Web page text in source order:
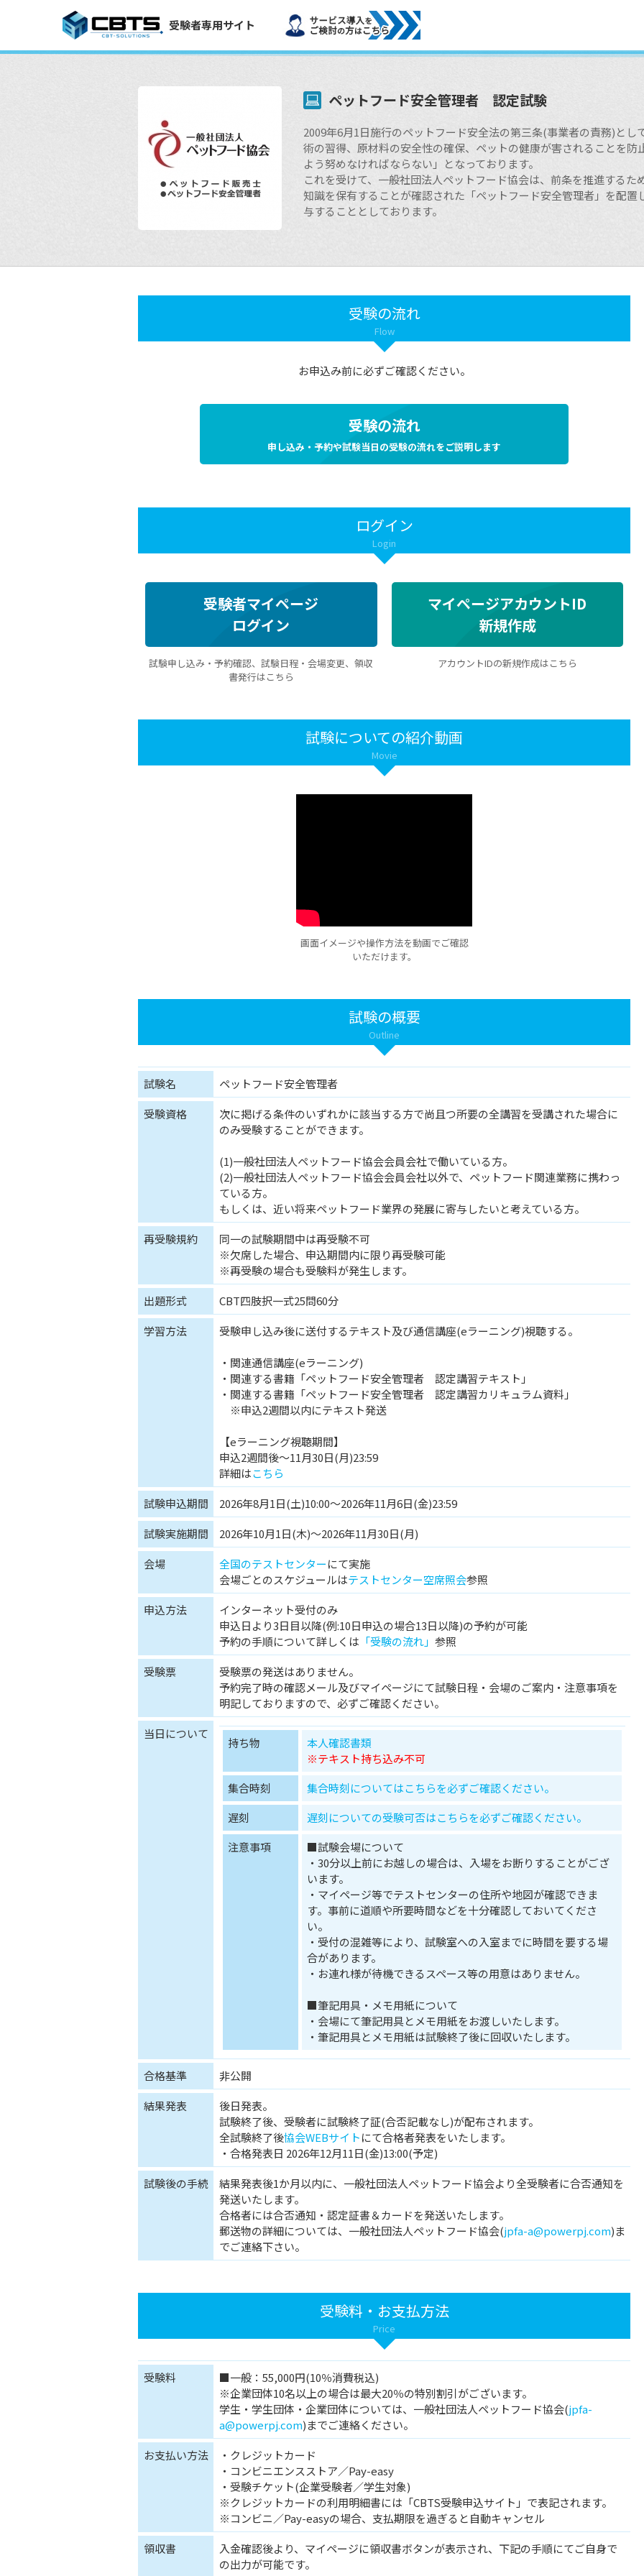
受験者専用サイト
ペットフード安全管理者 認定試験
2009年6月1日施行のペットフード安全法の第三条(事業者の責務)とし
術の習得、原材料の安全性の確保、ペットの健康が害されることを防
よう努めなければならない」となっております。
これを受けて、一般社団法人ペットフード協会は、前条を推進するた
知識を保有することが確認された「ペットフード安全管理者」を配置
与することとしております。
受験の流れ
Flow
お申込み前に必ずご確認ください。
受験の流れ
申し込み・予約や試験当日の受験の流れをご説明します
ログイン
Login
受験者マイページ
ログイン
試験申し込み・予約確認、試験日程・会場変更、領収
書発行はこちら
マイページアカウントID
新規作成
アカウントIDの新規作成はこちら
試験についての紹介動画
Movie
画面イメージや操作方法を動画でご確認
いただけます。
試験の概要
Outline
試験名
ペットフード安全管理者
受験資格
次に掲げる条件のいずれかに該当する方で尚且つ所要の全講習を受講された場合に
のみ受験することができます。
(1)一般社団法人ペットフード協会会員会社で働いている方。
(2)一般社団法人ペットフード協会会員会社以外で、ペットフード関連業務に携わっ
ている方。
もしくは、近い将来ペットフード業界の発展に寄与したいと考えている方。
再受験規約
同一の試験期間中は再受験不可
※欠席した場合、申込期間内に限り再受験可能
※再受験の場合も受験料が発生します。
出題形式
CBT四肢択一式25問60分
学習方法
受験申し込み後に送付するテキスト及び通信講座(eラーニング)視聴する。
・関連通信講座(eラーニング)
・関連する書籍「ペットフード安全管理者 認定講習テキスト」
・関連する書籍「ペットフード安全管理者 認定講習カリキュラム資料」
※申込2週間以内にテキスト発送
【eラーニング視聴期間】
申込2週間後～11月30日(月)23:59
詳細はこちら
試験申込期間
2026年8月1日(土)10:00～2026年11月6日(金)23:59
試験実施期間
2026年10月1日(木)～2026年11月30日(月)
会場
全国のテストセンターにて実施
会場ごとのスケジュールはテストセンター空席照会参照
申込方法
インターネット受付のみ
申込日より3日目以降(例:10日申込の場合13日以降)の予約が可能
予約の手順について詳しくは 「受験の流れ」 参照
受験票
受験票の発送はありません。
予約完了時の確認メール及びマイページにて試験日程・会場のご案内・注意事項を
明記しておりますので、必ずご確認ください。
当日について
持ち物
本人確認書類
※テキスト持ち込み不可
集合時刻
集合時刻についてはこちらを必ずご確認ください。
遅刻
遅刻についての受験可否はこちらを必ずご確認ください。
注意事項
■試験会場について
・30分以上前にお越しの場合は、入場をお断りすることがござ
います。
・マイページ等でテストセンターの住所や地図が確認できま
す。事前に道順や所要時間などを十分確認しておいてくださ
い。
・受付の混雑等により、試験室への入室までに時間を要する場
合があります。
・お連れ様が待機できるスペース等の用意はありません。
■筆記用具・メモ用紙について
・会場にて筆記用具とメモ用紙をお渡しいたします。
・筆記用具とメモ用紙は試験終了後に回収いたします。
合格基準
非公開
結果発表
後日発表。
試験終了後、受験者に試験終了証(合否記載なし)が配布されます。
全試験終了後協会WEBサイトにて合格者発表をいたします。
・合格発表日 2026年12月11日(金)13:00(予定)
試験後の手続
結果発表後1か月以内に、一般社団法人ペットフード協会より全受験者に合否通知を
発送いたします。
合格者には合否通知・認定証書＆カードを発送いたします。
郵送物の詳細については、一般社団法人ペットフード協会(jpfa-a@powerpj.com)ま
でご連絡下さい。
受験料・お支払方法
Price
受験料
■一般：55,000円(10％消費税込)
※企業団体10名以上の場合は最大20％の特別割引がございます。
学生・学生団体・企業団体については、一般社団法人ペットフード協会(jpfa-
a@powerpj.com)までご連絡ください。
お支払い方法
・クレジットカード
・コンビニエンスストア／Pay-easy
・受験チケット(企業受験者／学生対象)
※クレジットカードの利用明細書には「CBTS受験申込サイト」で表記されます。
※コンビニ／Pay-easyの場合、支払期限を過ぎると自動キャンセル
領収書
入金確認後より、マイページに領収書ボタンが表示され、下記の手順にてご自身で
の出力が可能です。